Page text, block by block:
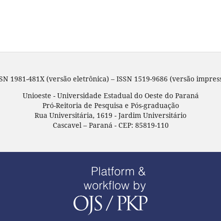
1981-481X (versão eletrônica) – ISSN 1519-9686 (versão
Unioeste - Universidade Estadual do Oeste do Paraná
Pró-Reitoria de Pesquisa e Pós-graduação
Rua Universitária, 1619 - Jardim Universitário
Cascavel – Paraná - CEP: 85819-110